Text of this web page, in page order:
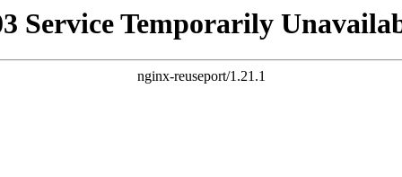
Service Temporarily
nginx-reuseport/1.21.1